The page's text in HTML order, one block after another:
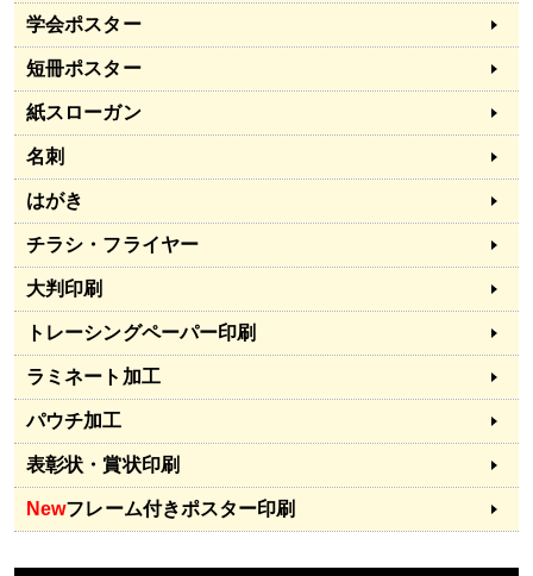
学会ポスター
短冊ポスター
紙スローガン
名刺
はがき
チラシ・フライヤー
大判印刷
トレーシングペーパー印刷
ラミネート加工
パウチ加工
表彰状・賞状印刷
Newフレーム付きポスター印刷